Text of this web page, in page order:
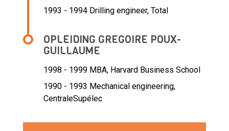
1993 - 1994 Drilling engineer, Total
OPLEIDING GREGOIRE POUX-
GUILLAUME
1998 - 1999 MBA, Harvard Business School
1990 - 1993 Mechanical engineering,
CentraleSupélec